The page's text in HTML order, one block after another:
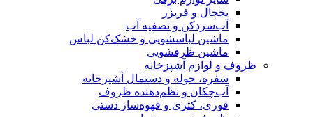
یخچال و فریزر
آب‌سردکن و تصفیه آب
ماشین لباسشویی و خشک‌کن لباس
ماشین ظرفشویی
ظروف و لوازم آشپزخانه
سفره، حوله و دستمال آشپزخانه
آب‌چکان و نظم‌دهنده ظروف
قوری، کتری و قهوه‌ساز دستی